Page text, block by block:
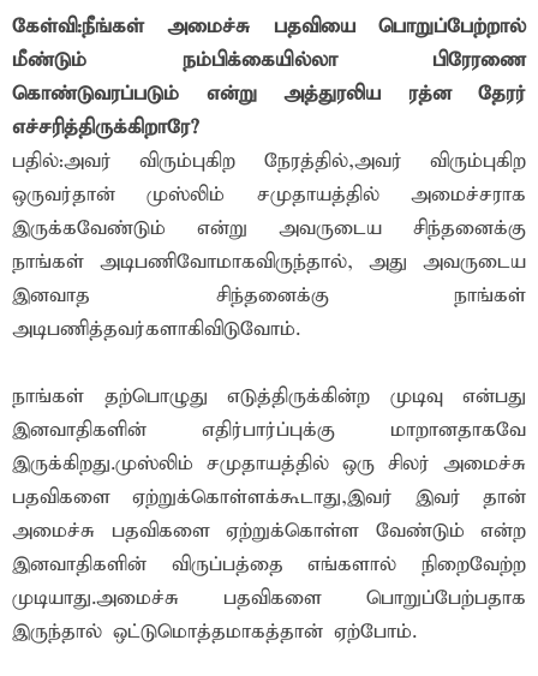
கேள்வி:நீங்கள் அமைச்சு பதவியை பொறுப்பேற்றால்
மீண்டும் நம்பிக்கையில்லா பிரேரணை
கொண்டுவரப்படும் என்று அத்துரலிய ரத்ன தேரர்
எச்சரித்திருக்கிறாரே?
பதில்:அவர் விரும்புகிற நேரத்தில்,அவர் விரும்புகிற
ஒருவர்தான் முஸ்லிம் சமுதாயத்தில் அமைச்சராக
இருக்கவேண்டும் என்று அவருடைய சிந்தனைக்கு
நாங்கள் அடிபணிவோமாகவிருந்தால், அது அவருடைய
இனவாத சிந்தனைக்கு நாங்கள்
அடிபணித்தவர்களாகிவிடுவோம்.
நாங்கள் தற்பொழுது எடுத்திருக்கின்ற முடிவு என்பது
இனவாதிகளின் எதிர்பார்ப்புக்கு மாறானதாகவே
இருக்கிறது.முஸ்லிம் சமுதாயத்தில் ஒரு சிலர் அமைச்சு
பதவிகளை ஏற்றுக்கொள்ளக்கூடாது,இவர் இவர் தான்
அமைச்சு பதவிகளை ஏற்றுக்கொள்ள வேண்டும் என்ற
இனவாதிகளின் விருப்பத்தை எங்களால் நிறைவேற்ற
முடியாது.அமைச்சு பதவிகளை பொறுப்பேற்பதாக
இருந்தால் ஒட்டுமொத்தமாகத்தான் ஏற்போம்.